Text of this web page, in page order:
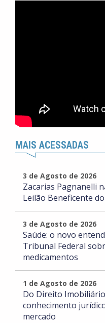
MAIS ACESSADAS
3 de Agosto de 2026
Zacarias Pagnanelli
Leilão Beneficente
3 de Agosto de 2026
Saúde: o novo
Tribunal Federal
medicamentos
1 de Agosto de 2026
Do Direito
conhecimento
mercado